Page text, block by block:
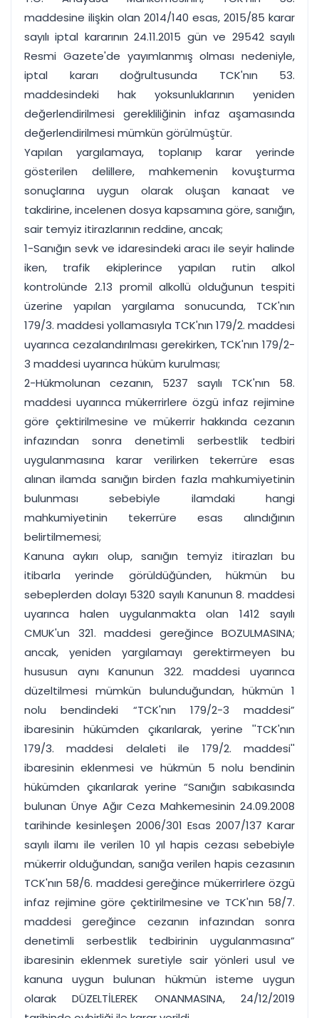
maddesine ilişkin olan 2014/140 esas, 2015/85 karar
sayılı iptal kararının 24.11.2015 gün ve 29542 sayılı
Resmi Gazete'de yayımlanmış olması nedeniyle,
iptal kararı doğrultusunda TCK'nın 53.
maddesindeki hak yoksunluklarının yeniden
değerlendirilmesi gerekliliğinin infaz aşamasında
değerlendirilmesi mümkün görülmüştür.
Yapılan yargılamaya, toplanıp karar yerinde
gösterilen delillere, mahkemenin kovuşturma
sonuçlarına uygun olarak oluşan kanaat ve
takdirine, incelenen dosya kapsamına göre, sanığın,
sair temyiz itirazlarının reddine, ancak;
1-Sanığın sevk ve idaresindeki aracı ile seyir halinde
iken, trafik ekiplerince yapılan rutin alkol
kontrolünde 2.13 promil alkollü olduğunun tespiti
üzerine yapılan yargılama sonucunda, TCK'nın
179/3. maddesi yollamasıyla TCK'nın 179/2. maddesi
uyarınca cezalandırılması gerekirken, TCK'nın 179/2-
3 maddesi uyarınca hüküm kurulması;
2-Hükmolunan cezanın, 5237 sayılı TCK'nın 58.
maddesi uyarınca mükerrirlere özgü infaz rejimine
göre çektirilmesine ve mükerrir hakkında cezanın
infazından sonra denetimli serbestlik tedbiri
uygulanmasına karar verilirken tekerrüre esas
alınan ilamda sanığın birden fazla mahkumiyetinin
bulunması sebebiyle ilamdaki hangi
mahkumiyetinin tekerrüre esas alındığının
belirtilmemesi;
Kanuna aykırı olup, sanığın temyiz itirazları bu
itibarla yerinde görüldüğünden, hükmün bu
sebeplerden dolayı 5320 sayılı Kanunun 8. maddesi
uyarınca halen uygulanmakta olan 1412 sayılı
CMUK'un 321. maddesi gereğince BOZULMASINA;
ancak, yeniden yargılamayı gerektirmeyen bu
hususun aynı Kanunun 322. maddesi uyarınca
düzeltilmesi mümkün bulunduğundan, hükmün 1
nolu bendindeki “TCK'nın 179/2-3 maddesi”
ibaresinin hükümden çıkarılarak, yerine ''TCK'nın
179/3. maddesi delaleti ile 179/2. maddesi''
ibaresinin eklenmesi ve hükmün 5 nolu bendinin
hükümden çıkarılarak yerine “Sanığın sabıkasında
bulunan Ünye Ağır Ceza Mahkemesinin 24.09.2008
tarihinde kesinleşen 2006/301 Esas 2007/137 Karar
sayılı ilamı ile verilen 10 yıl hapis cezası sebebiyle
mükerrir olduğundan, sanığa verilen hapis cezasının
TCK'nın 58/6. maddesi gereğince mükerrirlere özgü
infaz rejimine göre çektirilmesine ve TCK'nın 58/7.
maddesi gereğince cezanın infazından sonra
denetimli serbestlik tedbirinin uygulanmasına”
ibaresinin eklenmek suretiyle sair yönleri usul ve
kanuna uygun bulunan hükmün isteme uygun
olarak DÜZELTİLEREK ONANMASINA, 24/12/2019